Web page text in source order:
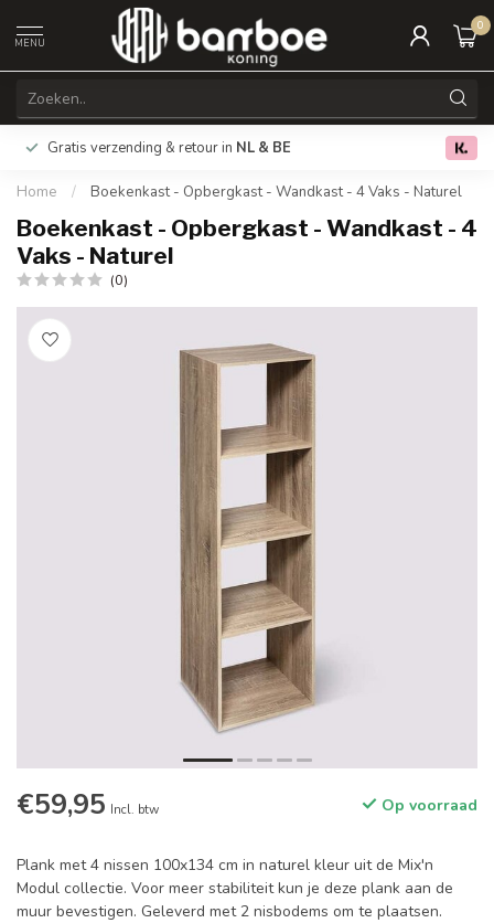
MENU
0
Gratis verzending & retour in NL & BE
Home / Boekenkast - Opbergkast - Wandkast - 4 Vaks - Naturel
Boekenkast - Opbergkast - Wandkast - 4
Vaks - Naturel
(0)
€59,95 Incl. btw Op voorraad
Plank met 4 nissen 100x134 cm in naturel kleur uit de Mix'n
Modul collectie. Voor meer stabiliteit kun je deze plank aan de
muur bevestigen. Geleverd met 2 nisbodems om te plaatsen.